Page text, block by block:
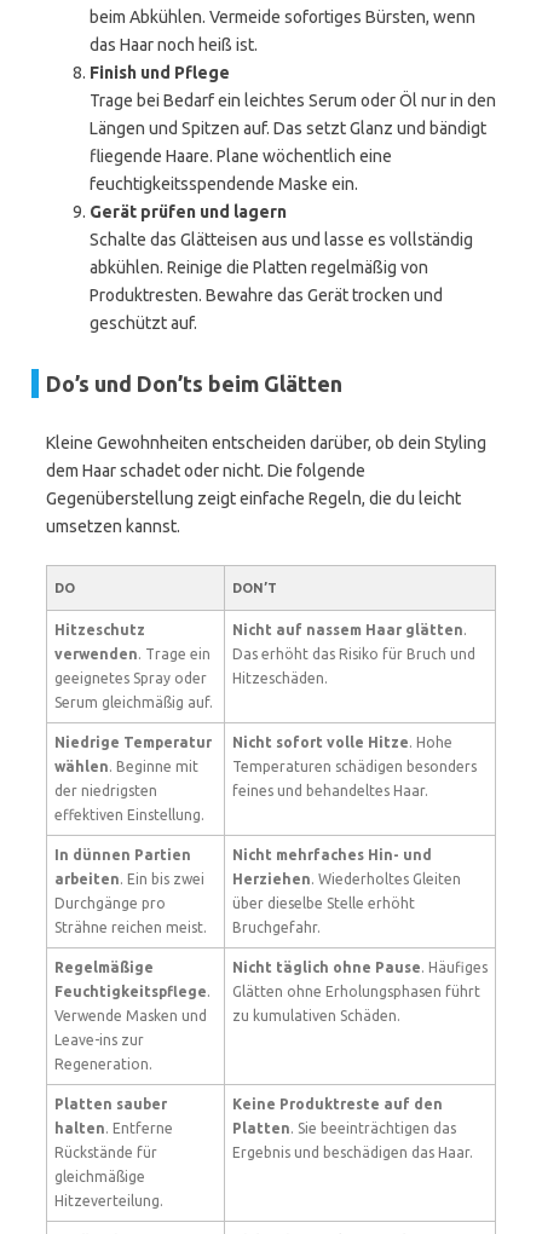
beim Abkühlen. Vermeide sofortiges Bürsten, wenn
das Haar noch heiß ist.
Finish und Pflege
Trage bei Bedarf ein leichtes Serum oder Öl nur in den
Längen und Spitzen auf. Das setzt Glanz und bändigt
fliegende Haare. Plane wöchentlich eine
feuchtigkeitsspendende Maske ein.
Gerät prüfen und lagern
Schalte das Glätteisen aus und lasse es vollständig
abkühlen. Reinige die Platten regelmäßig von
Produktresten. Bewahre das Gerät trocken und
geschützt auf.
Do’s und Don’ts beim Glätten
Kleine Gewohnheiten entscheiden darüber, ob dein Styling
dem Haar schadet oder nicht. Die folgende
Gegenüberstellung zeigt einfache Regeln, die du leicht
umsetzen kannst.
DO DON’T
Hitzeschutz
verwenden. Trage ein
geeignetes Spray oder
Serum gleichmäßig auf.
Nicht auf nassem Haar glätten.
Das erhöht das Risiko für Bruch und
Hitzeschäden.
Niedrige Temperatur
wählen. Beginne mit
der niedrigsten
effektiven Einstellung.
Nicht sofort volle Hitze. Hohe
Temperaturen schädigen besonders
feines und behandeltes Haar.
In dünnen Partien
arbeiten. Ein bis zwei
Durchgänge pro
Strähne reichen meist.
Nicht mehrfaches Hin- und
Herziehen. Wiederholtes Gleiten
über dieselbe Stelle erhöht
Bruchgefahr.
Regelmäßige
Feuchtigkeitspflege.
Verwende Masken und
Leave-ins zur
Regeneration.
Nicht täglich ohne Pause. Häufiges
Glätten ohne Erholungsphasen führt
zu kumulativen Schäden.
Platten sauber
halten. Entferne
Rückstände für
gleichmäßige
Hitzeverteilung.
Keine Produktreste auf den
Platten. Sie beeinträchtigen das
Ergebnis und beschädigen das Haar.